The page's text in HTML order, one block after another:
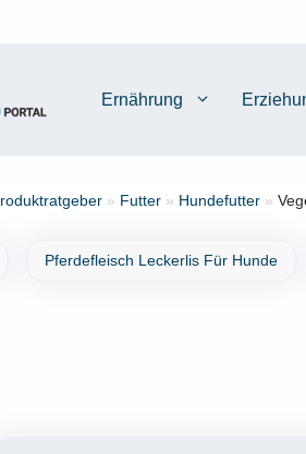
Ernährung
» Futter » Hundefutter »
Pferdefleisch Leckerlis Für Hunde